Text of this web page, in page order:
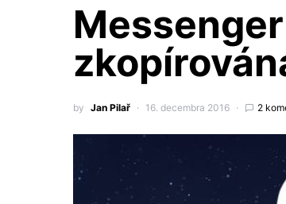
by Jan Pilař 16. decembra 2016 2